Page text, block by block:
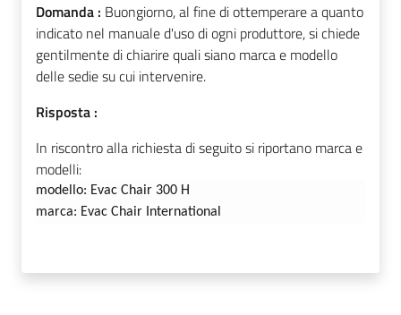
Domanda : Buongiorno, al fine di ottemperare a quanto
indicato nel manuale d'uso di ogni produttore, si chiede
gentilmente di chiarire quali siano marca e modello
delle sedie su cui intervenire.
Risposta :
In riscontro alla richiesta di seguito si riportano marca e
modelli:
modello: Evac Chair 300 H
marca: Evac Chair International